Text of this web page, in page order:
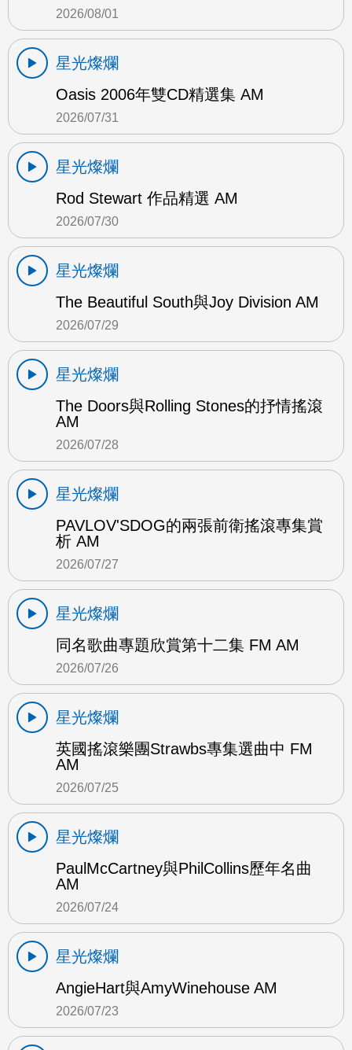
2026/08/01
星光燦爛
Oasis 2006年雙CD精選集 AM
2026/07/31
星光燦爛
Rod Stewart 作品精選 AM
2026/07/30
星光燦爛
The Beautiful South與Joy Division AM
2026/07/29
星光燦爛
The Doors與Rolling Stones的抒情搖滾
AM
2026/07/28
星光燦爛
PAVLOV'SDOG的兩張前衛搖滾專集賞
析 AM
2026/07/27
星光燦爛
同名歌曲專題欣賞第十二集 FM AM
2026/07/26
星光燦爛
英國搖滾樂團Strawbs專集選曲中 FM
AM
2026/07/25
星光燦爛
PaulMcCartney與PhilCollins歷年名曲
AM
2026/07/24
星光燦爛
AngieHart與AmyWinehouse AM
2026/07/23